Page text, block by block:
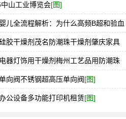
山工业博览会[图]
儿全流程解析：为什么高频B超和验血
胶干燥剂茂名防潮珠干燥剂肇庆家具
器灯饰用干燥剂梅州工艺品用防潮珠
向阀不锈钢超高压单向阀[图]
公设备多功能打印机租赁[图]